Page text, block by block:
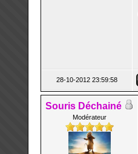
28-10-2012 23:59:58
Souris Déchainé
Modérateur